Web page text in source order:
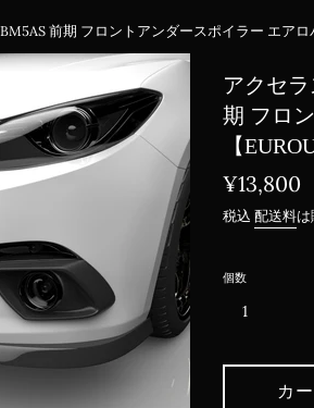
前期 フロントアンダースポイラー エア
アクセ
期 フロ
【
通
価
¥13,800
税込 配送料
個数
カ